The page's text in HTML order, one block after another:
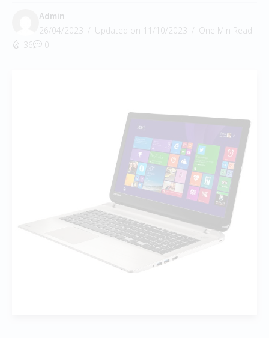
Admin
26/04/2023
Updated on 11/10/2023
One Min Read
36
0